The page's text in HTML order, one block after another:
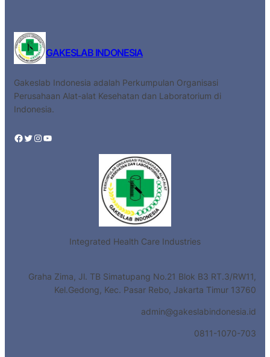
GAKESLAB INDONESIA
Gakeslab Indonesia adalah Perkumpulan Organisasi
Perusahaan Alat-alat Kesehatan dan Laboratorium di
Indonesia.
Facebook Twitter Instagram YouTube
Integrated Health Care Industries
Graha Zima, Jl. TB Simatupang No.21 Blok B3 RT.3/RW11,
Kel.Gedong, Kec. Pasar Rebo, Jakarta Timur 13760
admin@gakeslabindonesia.id
0811-1070-703